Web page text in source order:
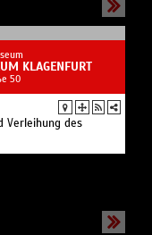
GRAZ
die in jeder